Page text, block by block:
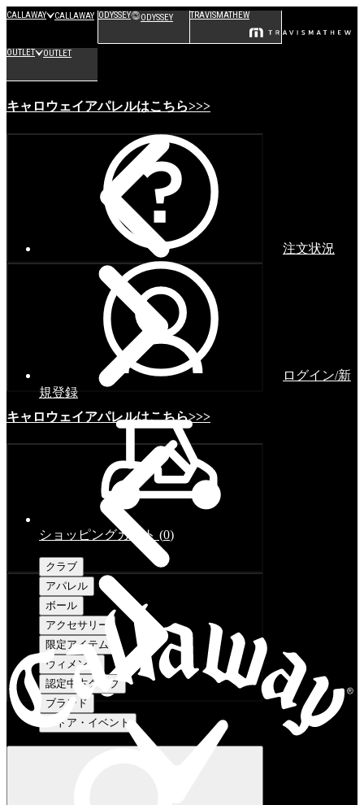
CALLAWAY CALLAWAY ODYSSEY ODYSSEY TRAVISMATHEW
OUTLET OUTLET
キャロウェイアパレルはこちら>>>
キャロウェイアパレルはこちら>>>
注文状況
ログイン/新
規登録
ショッピングカート (0)
クラブ
アパレル
ボール
アクセサリー
限定アイテム
ウィメンズ
認定中古クラブ
ブランド
ストア・イベント